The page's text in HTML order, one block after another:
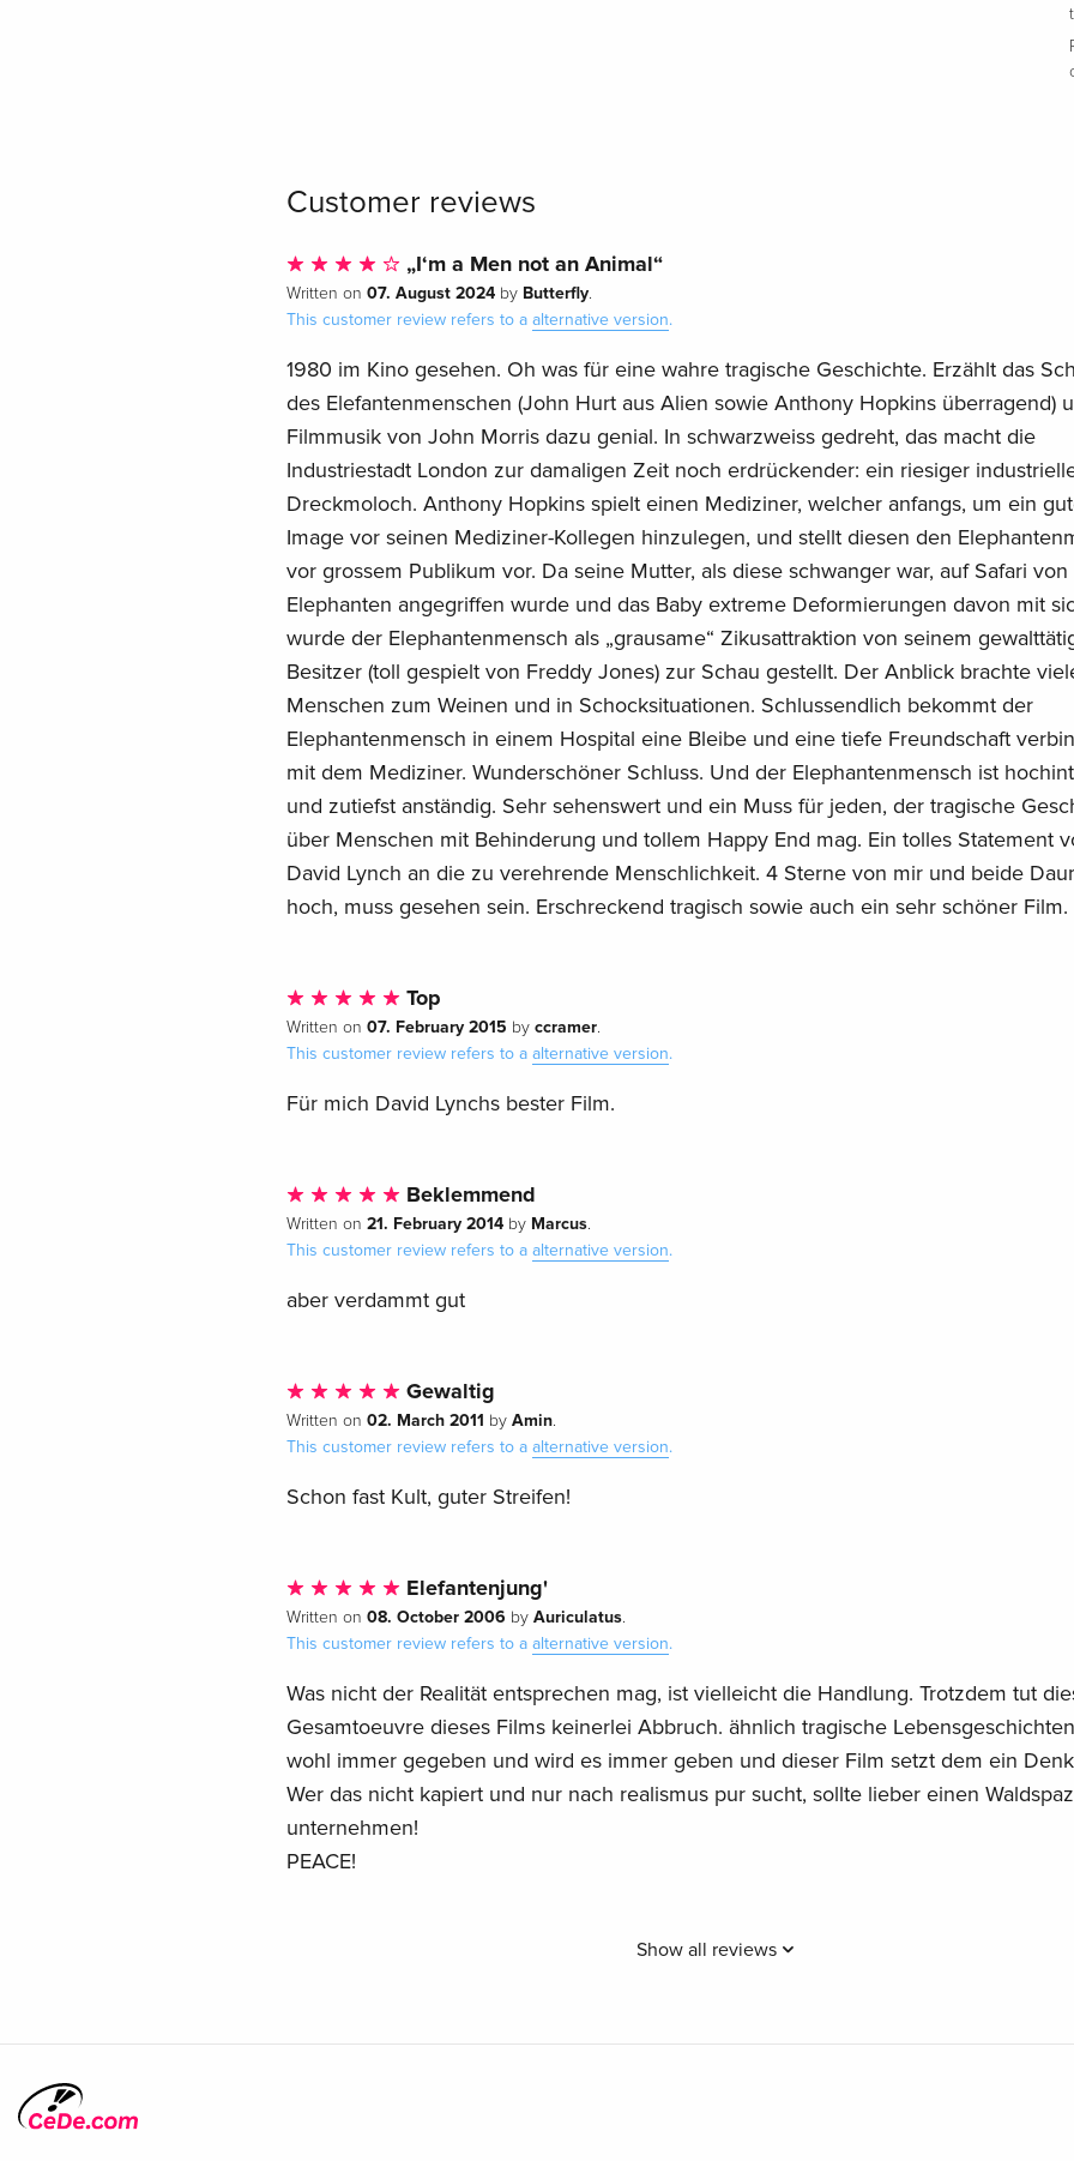
Customer reviews
„I‘m a Men not an Animal“
Written on 07. August 2024by Butterfly.
This customer review refers to a alternative version.
1980 im Kino gesehen. Oh was für eine wahre tragische Geschichte. Erzählt das
des Elefantenmenschen (John Hurt aus Alien sowie Anthony Hopkins überragend)
Filmmusik von John Morris dazu genial. In schwarzweiss gedreht, das macht die
Industriestadt London zur damaligen Zeit noch erdrückender: ein riesiger
Dreckmoloch. Anthony Hopkins spielt einen Mediziner, welcher anfangs, um ein
Image vor seinen Mediziner-Kollegen hinzulegen, und stellt diesen den
vor grossem Publikum vor. Da seine Mutter, als diese schwanger war, auf Safari von
Elephanten angegriffen wurde und das Baby extreme Deformierungen davon mit
wurde der Elephantenmensch als „grausame“ Zikusattraktion von seinem
Besitzer (toll gespielt von Freddy Jones) zur Schau gestellt. Der Anblick brachte
Menschen zum Weinen und in Schocksituationen. Schlussendlich bekommt der
Elephantenmensch in einem Hospital eine Bleibe und eine tiefe Freundschaft
mit dem Mediziner. Wunderschöner Schluss. Und der Elephantenmensch ist
und zutiefst anständig. Sehr sehenswert und ein Muss für jeden, der tragische
über Menschen mit Behinderung und tollem Happy End mag. Ein tolles Statement
David Lynch an die zu verehrende Menschlichkeit. 4 Sterne von mir und beide
hoch, muss gesehen sein. Erschreckend tragisch sowie auch ein sehr schöner Film.
Top
Written on 07. February 2015 by ccramer.
This customer review refers to a alternative version.
Für mich David Lynchs bester Film.
Beklemmend
Written on 21. February 2014by Marcus.
This customer review refers to a alternative version.
aber verdammt gut
Gewaltig
Written on 02. March 2011 by Amin.
This customer review refers to a alternative version.
Schon fast Kult, guter Streifen!
Elefantenjung'
Written on 08. October 2006 by Auriculatus.
This customer review refers to a alternative version.
Was nicht der Realität entsprechen mag, ist vielleicht die Handlung. Trotzdem tut
Gesamtoeuvre dieses Films keinerlei Abbruch. ähnlich tragische
wohl immer gegeben und wird es immer geben und dieser Film setzt dem ein
Wer das nicht kapiert und nur nach realismus pur sucht, sollte lieber einen
unternehmen!
PEACE!
Show all reviews